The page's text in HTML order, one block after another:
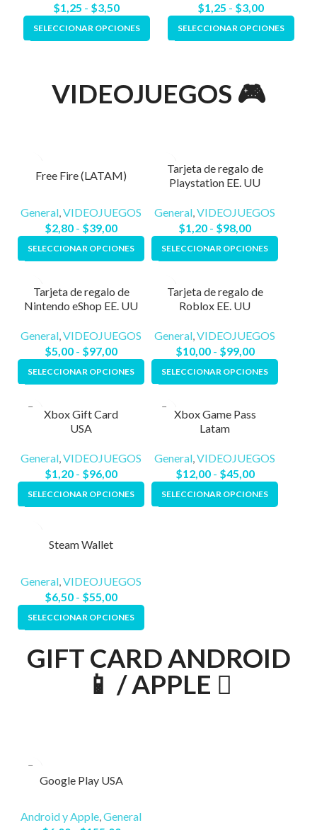
$1,25 - $3,50
SELECCIONAR OPCIONES
$1,25 - $3,00
SELECCIONAR OPCIONES
VIDEOJUEGOS 🎮
Free Fire (LATAM)
General,VIDEOJUEGOS
$2,80 - $39,00
SELECCIONAR OPCIONES
Tarjeta de regalo de
Playstation EE. UU
General,VIDEOJUEGOS
$1,20 - $98,00
SELECCIONAR OPCIONES
Tarjeta de regalo de
Nintendo eShop EE. UU
General VIDEOJUEGOS
$5,00 - $97,00
SELECCIONAR OPCIONES
Tarjeta de regalo de
Roblox EE. UU
General VIDEOJUEGOS
$10,00 - $99,00
SELECCIONAR OPCIONES
Xbox Gift Card
USA
General,VIDEOJUEGOS
$1,20 - $96,00
SELECCIONAR OPCIONES
Xbox Game Pass
Latam
General,VIDEOJUEGOS
$12,00 - $45,00
SELECCIONAR OPCIONES
Steam Wallet
General VIDEOJUEGOS
$6,50 - $55,00
SELECCIONAR OPCIONES
GIFT CARD ANDROID
📱 / APPLE 
Google Play USA
Android y Apple,General